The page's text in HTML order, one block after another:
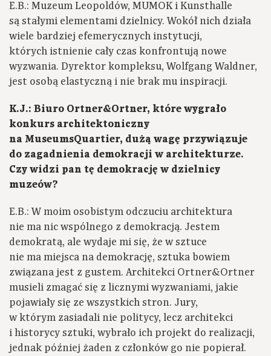
E.B.: Muzeum Leopoldów, MUMOK i Kunsthalle
są stałymi elementami dzielnicy. Wokół nich działa
wiele bardziej efemerycznych instytucji,
których istnienie cały czas konfrontują nowe
wyzwania. Dyrektor kompleksu, Wolfgang Waldner,
jest osobą elastyczną i nie brak mu inspiracji.
K.J.: Biuro Ortner&Ortner, które wygrało
konkurs architektoniczny
na MuseumsQuartier, dużą wagę przywiązuje
do zagadnienia demokracji w architekturze.
Czy widzi pan tę demokrację w dzielnicy
muzeów?
E.B.: W moim osobistym odczuciu architektura
nie ma nic wspólnego z demokracją. Jestem
demokratą, ale wydaje mi się, że w sztuce
nie ma miejsca na demokrację, sztuka bowiem
związana jest z gustem. Architekci Ortner&Ortner
musieli zmagać się z licznymi wyzwaniami, jakie
pojawiały się ze wszystkich stron. Jury,
w którym zasiadali nie politycy, lecz architekci
i historycy sztuki, wybrało ich projekt do realizacji,
jednak później żaden z członków go nie popierał.